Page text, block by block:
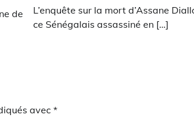
de
L’enquête sur la mort d’Assane
ce Sénégalais assassiné en […]
avec *